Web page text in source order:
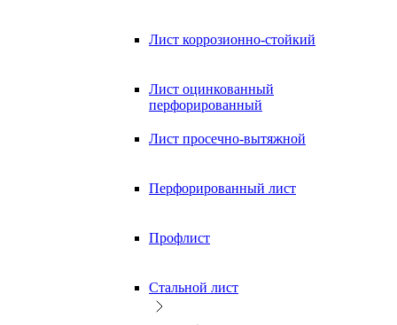
Лист коррозионно-стойкий
Лист оцинкованный
перфорированный
Лист просечно-вытяжной
Перфорированный лист
Профлист
Стальной лист